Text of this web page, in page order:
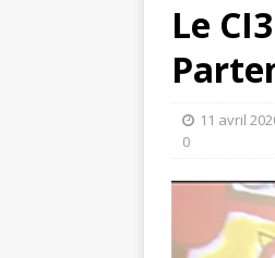
Le
11 avril
0